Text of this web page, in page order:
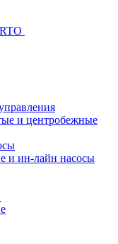
и центробежные
и ин-лайн насосы